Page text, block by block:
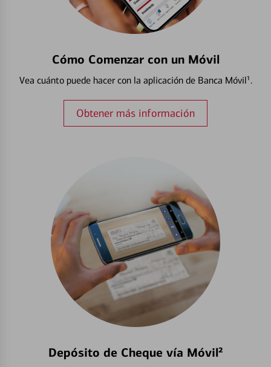
Cómo Comenzar con un Móvil
Vea cuánto puede hacer con la aplicación de Banca Móvil¹.
Obtener más información
Depósito de Cheque vía Móvil²